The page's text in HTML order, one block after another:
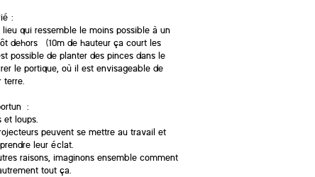
:
lieu qui ressemble le moins possible à un
dehors (10m de hauteur ça court les
possible de planter des pinces dans le
le portique, où il est envisageable de
terre.
:
et loups.
peuvent se mettre au travail et
leur éclat.
raisons, imaginons ensemble comment
tout ça.